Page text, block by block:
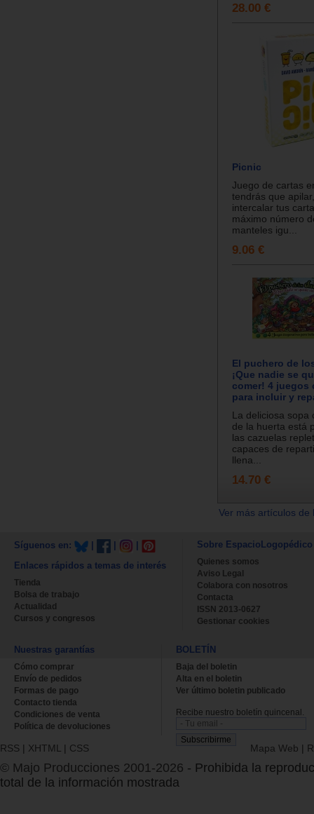
28.00 €
Picnic
Juego de cartas
tendrás que
intercalar tus
máximo número
manteles igu...
9.06 €
El puchero de
¡Que nadie se
comer! 4 juegos
para incluir y
La deliciosa sopa
de la huerta está
las cazuelas
capaces de
llena...
14.70 €
Ver más artículos
Síguenos en:
Enlaces rápidos a temas de interés
Tienda
Bolsa de trabajo
Actualidad
Cursos y congresos
Sobre EspacioLogopédico
Quienes somos
Aviso Legal
Colabora con nosotros
Contacta
ISSN 2013-0627
Gestionar cookies
Nuestras garantías
Cómo comprar
Envío de pedidos
Formas de pago
Contacto tienda
Condiciones de venta
Política de devoluciones
BOLETÍN
Baja del boletin
Alta en el boletin
Ver último boletin publicado
Recibe nuestro boletín quincenal.
RSS | XHTML | CSS Mapa Web |
© Majo Producciones 2001-2026 - Prohibida la
total de la información mostrada